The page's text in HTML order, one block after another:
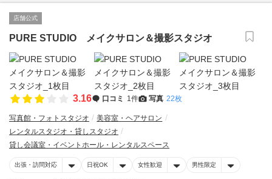
店舗公式
PURE STUDIO メイクサロン＆撮影スタジオ
3.16 口コミ 1件 写真 22枚
写真館・フォトスタジオ
美容室・ヘアサロン
レンタルスタジオ・貸しスタジオ
貸し会議室・イベントホール・レンタルスペース
出張・訪問対応 日祝OK 女性歓迎 男性限定